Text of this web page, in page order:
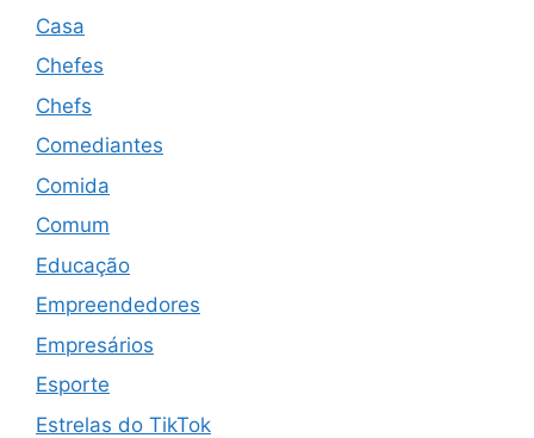
Casa
Chefes
Chefs
Comediantes
Comida
Comum
Educação
Empreendedores
Empresários
Esporte
Estrelas do TikTok